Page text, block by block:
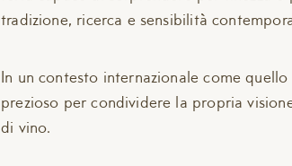
tradizione, ricerca e sensibilità
In un contesto internazionale come
prezioso per condividere la propria
di vino.